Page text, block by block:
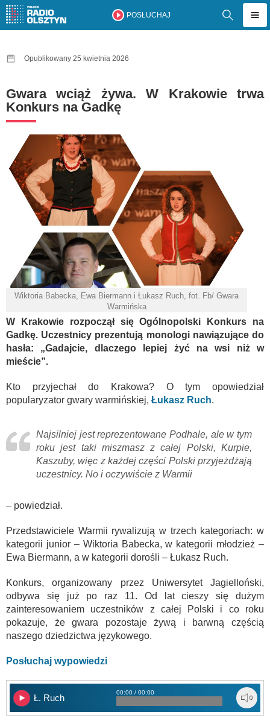
POSŁUCHAJ
Opublikowany 25 kwietnia 2026
Gwara wciąż żywa. W Krakowie trwa
Konkurs na Gadkę
Wiktoria Babecka, Ewa Biermann i Łukasz Ruch, fot. Fb/ Gwara
Warmińska
W Krakowie rozpoczął się Ogólnopolski Konkurs na
Gadkę. Uczestnicy prezentują monologi nawiązujące do
hasła: „Gadajcie, dlaczego lepiej żyć na wsi niż w
mieście”.
Kto przyjechał do Krakowa? O tym opowiedział
popularyzator gwary warmińskiej, Łukasz Ruch.
Najsilniej jest reprezentowane Podhale, ale w tym
roku jest taki miszmasz z całej Polski, Kurpie,
Kaszuby, więc z każdej części Polski przyjeżdżają
uczestnicy. No i oczywiście z Warmii
– powiedział.
Przedstawiciele Warmii rywalizują w trzech kategoriach: w
kategorii junior – Wiktoria Babecka, w kategorii młodzież –
Ewa Biermann, a w kategorii dorośli – Łukasz Ruch.
Konkurs, organizowany przez Uniwersytet Jagielloński,
odbywa się już po raz 11. Od lat cieszy się dużym
zainteresowaniem uczestników z całej Polski i co roku
pokazuje, że gwara pozostaje żywą i barwną częścią
naszego dziedzictwa językowego.
Posłuchaj wypowiedzi
Ł. Ruch
00:00 / 00:00